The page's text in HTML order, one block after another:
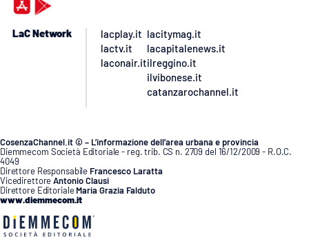
LaC Network
lacplay.it
lactv.it
laconair.it
lacitymag.it
lacapitalenews.it
ilreggino.it
ilvibonese.it
catanzarochannel.it
CosenzaChannel.it © – L’informazione dell’area urbana e provincia
Diemmecom Società Editoriale - reg. trib. CS n. 2709 del 16/12/2009 - R.O.C.
4049
Direttore Responsabile Francesco Laratta
VicedirettoreAntonio Clausi
Direttore Editoriale Maria Grazia Falduto
www.diemmecom.it